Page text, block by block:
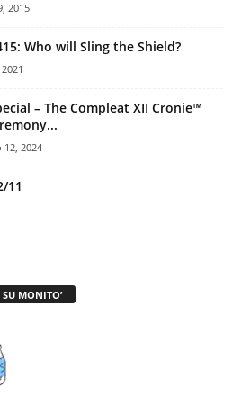
2015
Who will Sling the Shield?
– The Compleat XII Cronie™
12, 2024
11
MONITO’